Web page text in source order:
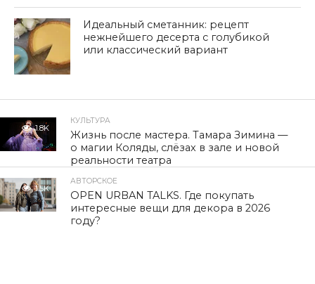
Идеальный сметанник: рецепт
нежнейшего десерта с голубикой
или классический вариант
1.8K
КУЛЬТУРА
Жизнь после мастера. Тамара Зимина —
о магии Коляды, слёзах в зале и новой
реальности театра
1.5K
АВТОРСКОЕ
OPEN URBAN TALKS. Где покупать
интересные вещи для декора в 2026
году?